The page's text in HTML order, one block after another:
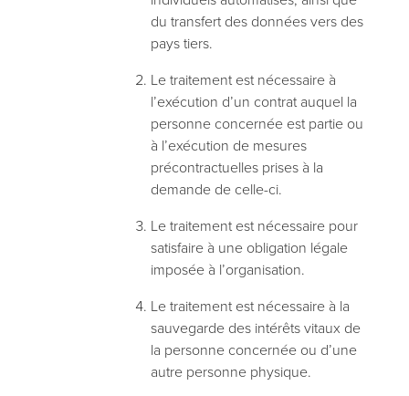
du transfert des données vers des
pays tiers.
Le traitement est nécessaire à
l’exécution d’un contrat auquel la
personne concernée est partie ou
à l’exécution de mesures
précontractuelles prises à la
demande de celle-ci.
Le traitement est nécessaire pour
satisfaire à une obligation légale
imposée à l’organisation.
Le traitement est nécessaire à la
sauvegarde des intérêts vitaux de
la personne concernée ou d’une
autre personne physique.